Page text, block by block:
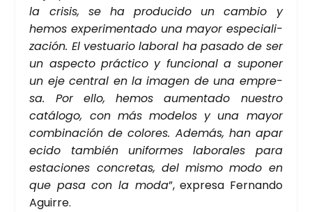
la cri­sis, se ha pro­du­ci­do un cam­bio y
hemos expe­ri­men­ta­do una mayor espe­cia­li­
za­ción. El ves­tua­rio labo­ral ha pasa­do de ser
un aspec­to prác­ti­co y fun­cio­nal a supo­ner
un eje cen­tral en la ima­gen de una empre­
sa. Por ello, hemos aumen­ta­do nues­tro
catá­lo­go, con más mode­los y una mayor
com­bi­na­ción de colo­res. Ade­más, han apa­r
e­ci­do tam­bién uni­for­mes labo­ra­les para
esta­cio­nes con­cre­tas, del mis­mo modo en
que pasa con la moda”, expre­sa Fer­nan­do
Agui­rre.